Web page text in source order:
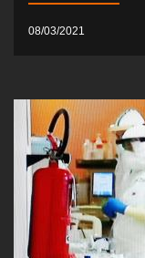
08/03/2021